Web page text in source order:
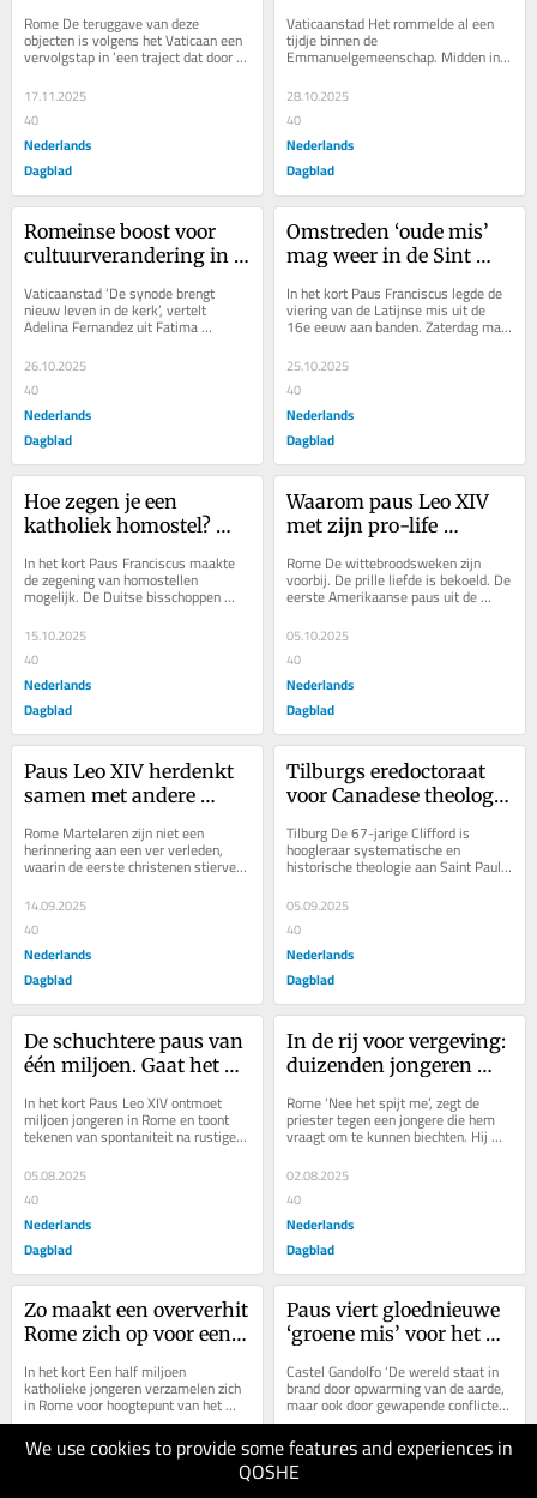
We use cookies to provide some features and experiences in
QOSHE
inheemse bevolking
van Canada
Rome De teruggave van deze
objecten is volgens het Vaticaan een
vervolgstap in ‘een traject dat door
paus Franciscus in gang is gezet’. Dat
staat...
17.11.2025
40
Nederlands
Dagblad
centralistisch bestuur
en slechte omgang met
Vaticaanstad Het rommelde al een
tijdje binnen de
Emmanuelgemeenschap. Midden in
de zomer stapte de algemeen-
moderator, de Fransman Michel-
Bernard de...
28.10.2025
40
Nederlands
Dagblad
Romeinse boost voor
cultuurverandering in
een dieper niveau met
elkaar leren praten’
Vaticaanstad ‘De synode brengt
nieuw leven in de kerk’, vertelt
Adelina Fernandez uit Fatima
Sint-Pietersplein....
26.10.2025
40
Nederlands
Dagblad
Omstreden ‘oude mis’
mag weer in de Sint
de regels van Franciscus
terug?
In het kort Paus Franciscus legde de
viering van de Latijnse mis uit de
16e eeuw aan banden. Zaterdag mag
kardinaal Burke van paus Leo XIV
deze 'oude...
25.10.2025
40
Nederlands
Dagblad
Hoe zegen je een
katholiek homostel?
Duitse bisschoppen met
Rome in de clinch
In het kort Paus Franciscus maakte
de zegening van homostellen
mogelijk. De Duitse bisschoppen
publiceerden een handreiking voor
pastoraal werkenden...
15.10.2025
40
Nederlands
Dagblad
Waarom paus Leo XIV
met zijn pro-life
Amerikanen van zich
vervreemdt
Rome De wittebroodsweken zijn
voorbij. De prille liefde is bekoeld. De
eerste Amerikaanse paus uit de
geschiedenis heeft afgelopen
dinsdag...
05.10.2025
40
Nederlands
Dagblad
Paus Leo XIV herdenkt
samen met andere
‘nieuwe martelaren van
de 21e eeuw’
Rome Martelaren zijn niet een
herinnering aan een ver verleden,
waarin de eerste christenen stierven
worden...
14.09.2025
40
Nederlands
Dagblad
Tilburgs eredoctoraat
voor Canadese theologe
van vrouwen in
Katholieke Kerk
Tilburg De 67-jarige Clifford is
hoogleraar systematische en
historische theologie aan Saint Paul
University in het Canadese Ottawa.
De Tilburg School...
05.09.2025
40
Nederlands
Dagblad
De schuchtere paus van
één miljoen. Gaat het
nu op stoom komen?
In het kort Paus Leo XIV ontmoet
miljoen jongeren in Rome en toont
tekenen van spontaniteit na rustige
beginperiode. De in Chicago geboren
paus...
05.08.2025
40
Nederlands
Dagblad
In de rij voor vergeving:
duizenden jongeren
Rome de verkoeling van
de biecht
Rome ‘Nee het spijt me’, zegt de
priester tegen een jongere die hem
vraagt om te kunnen biechten. Hij
verwijst hem naar een collega-
priester. De...
02.08.2025
40
Nederlands
Dagblad
Zo maakt een oververhit
Rome zich op voor een
jongerenevenement. Dit
is de vuurdoop voor
paus Leo XIV
In het kort Een half miljoen
katholieke jongeren verzamelen zich
in Rome voor hoogtepunt van het
Heilig Jaar met paus Leo XIV. Nog
meer pelgrims uit...
25.07.2025
Paus viert gloednieuwe
‘groene mis’ voor het
ecologische
vakantieadres
Castel Gandolfo ‘De wereld staat in
brand door opwarming van de aarde,
maar ook door gewapende conflicten.’
Het waren woorden die paus Leo
XIV...
10.07.2025
40